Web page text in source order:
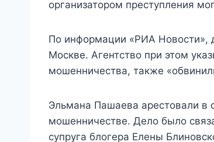
организатором преступления
По информации «РИА Новости»,
Москве. Агентство при этом
мошенничества, также
Эльмана Пашаева арестовали в
мошенничестве. Дело было
супруга блогера Елены